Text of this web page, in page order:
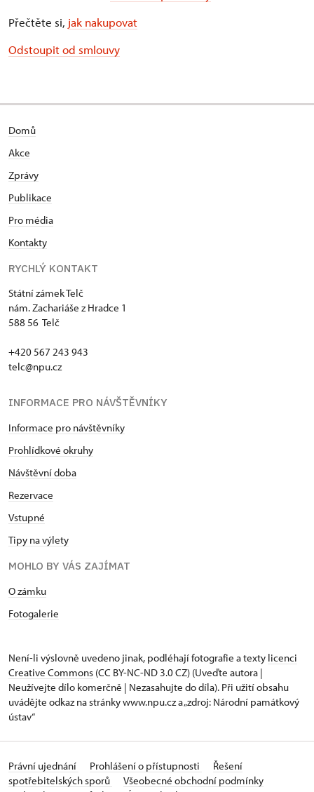
Přečtěte si, jak nakupovat
Odstoupit od smlouvy
Domů
Akce
Zprávy
Publikace
Pro média
Kontakty
RYCHLÝ KONTAKT
Státní zámek Telč
nám. Zachariáše z Hradce 1
588 56 Telč
+420 567 243 943
telc@npu.cz
INFORMACE PRO NÁVŠTĚVNÍKY
Informace pro návštěvníky
Prohlídkové okruhy
Návštěvní doba
Rezervace
Vstupné
Tipy na výlety
MOHLO BY VÁS ZAJÍMAT
O zámku
Fotogalerie
Není-li výslovně uvedeno jinak, podléhají fotografie a texty licenci
Creative Commons (CC BY-NC-ND 3.0 CZ) (Uveďte autora |
Neužívejte dílo komerčně | Nezasahujte do díla). Při užití obsahu
uvádějte odkaz na stránky www.npu.cz a „zdroj: Národní památkový
ústav“
Právní ujednání Prohlášení o přístupnosti
Řešení
spotřebitelských sporů
Všeobecné obchodní podmínky